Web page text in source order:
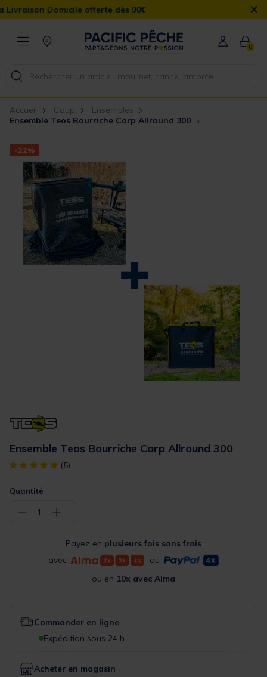
offerte dès 90€ ×
0
Accueil Coup
Ensembles
Ensemble Teos Bourriche Carp Allround 300
-22%
Ensemble Teos Bourriche Carp Allround 300
[object Object] out of 5 Customer Rating
(5)
Quantité
− 1 +
Payez en plusieurs fois sans frais
avec
ou
ou en 10x avec Alma
Commander en ligne
Expédition sous 24 h
Acheter en magasin